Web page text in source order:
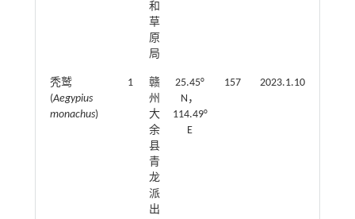
和
草
原
局
秃鹫
(Aegypius
monachus)
1
赣
州
大
余
县
青
龙
派
出
25.45°
N，
114.49°
E
157 2023.1.10